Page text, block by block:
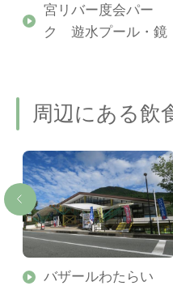
宮リバー度会パー
ク 遊水プール・鏡
周辺にある飲
バザールわたらい